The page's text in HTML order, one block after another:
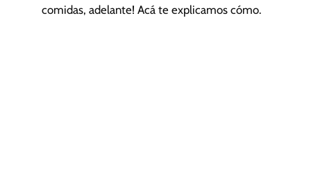
comidas, adelante! Acá te explicamos cómo.